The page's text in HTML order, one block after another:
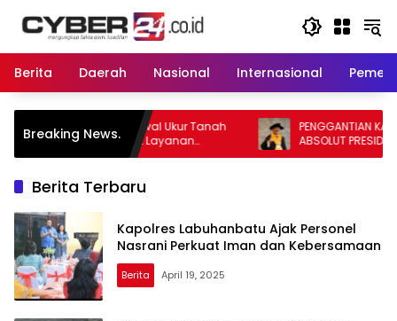
Berita
Daerah Nasional Internasional
Breaking News.
Ukur Tanah
Layanan
PENGGANTIAN KAPOLRI KOMPETENSI
ABSOLUT PRESIDEN
Berita Terbaru
Kapolres Labuhanbatu Ajak Personel
Nasrani Perkuat Iman dan Kebersamaan
Berita April 19, 2025